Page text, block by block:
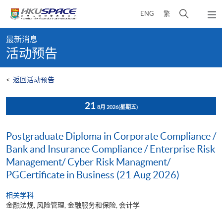
content
ENG 繁
开
弹
出
content
start
最新消息
活动预告
< 返回活动预告
21 8月 2026(星期五)
Postgraduate Diploma in Corporate Compliance /
Bank and Insurance Compliance / Enterprise Risk
Management/ Cyber Risk Managment/
PGCertificate in Business (21 Aug 2026)
相关学科
金融法规, 风险管理, 金融服务和保险, 会计学